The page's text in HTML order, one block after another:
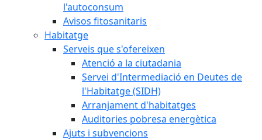
l'autoconsum
Avisos fitosanitaris
Habitatge
Serveis que s'ofereixen
Atenció a la ciutadania
Servei d'Intermediació en Deutes de
l'Habitatge (SIDH)
Arranjament d'habitatges
Auditories pobresa energètica
Ajuts i subvencions